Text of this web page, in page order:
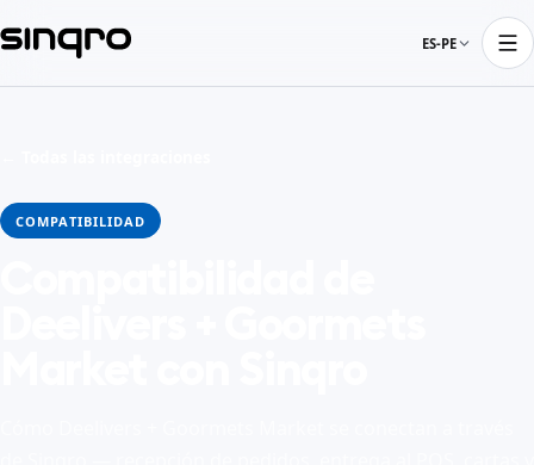
ES-PE
COMPATIBILIDAD